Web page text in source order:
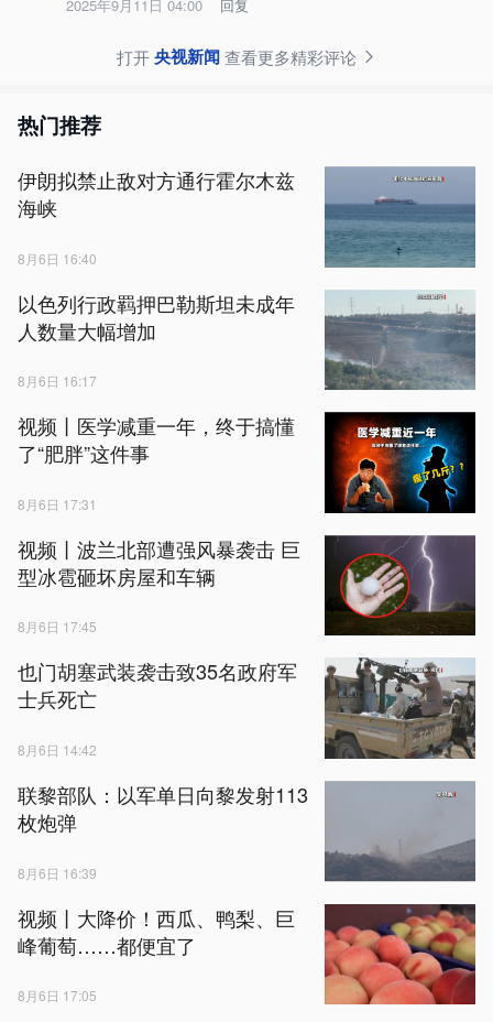
2025年9月11日 04:00 回复
打开央视新闻查看更多精彩评论
热门推荐
伊朗拟禁止敌对方通行霍尔木兹
海峡
8月6日 16:40
以色列行政羁押巴勒斯坦未成年
人数量大幅增加
8月6日 16:17
视频丨医学减重一年，终于搞懂
了“肥胖”这件事
8月6日 17:31
视频丨波兰北部遭强风暴袭击 巨
型冰雹砸坏房屋和车辆
8月6日 17:45
也门胡塞武装袭击致35名政府军
士兵死亡
8月6日 14:42
联黎部队：以军单日向黎发射113
枚炮弹
8月6日 16:39
视频丨大降价！西瓜、鸭梨、巨
峰葡萄……都便宜了
8月6日 17:05